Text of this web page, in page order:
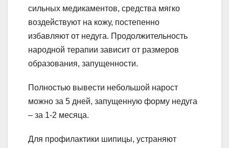
сильных медикаментов, средства мягко
воздействуют на кожу, постепенно
избавляют от недуга. Продолжительность
народной терапии зависит от размеров
образования, запущенности.
Полностью вывести небольшой нарост
можно за 5 дней, запущенную форму недуга
– за 1-2 месяца.
Для профилактики шипицы, устраняют